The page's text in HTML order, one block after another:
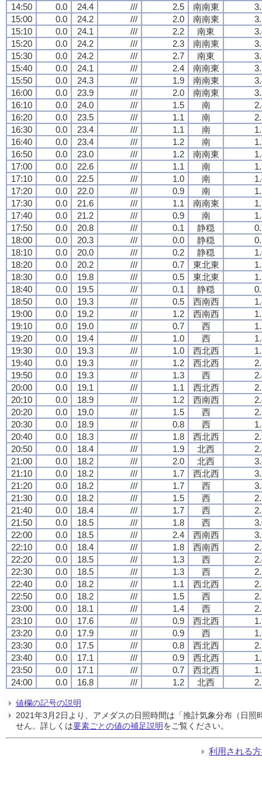
14:50 0.0 24.4 /// 2.5 南南東
15:00
0.0 24.2 /// 2.0 南南東
15:10
0.0 24.1 /// 2.2 南東
15:20
0.0 24.2 /// 2.3 南南東
15:30
0.0 24.2 /// 2.7 南東
15:40
0.0 24.1 /// 2.4 南南東
15:50
0.0 24.3 /// 1.9 南南東
16:00
0.0 23.9 /// 2.0 南南東
16:10
0.0 24.0 /// 1.5 南
16:20
0.0 23.5 /// 1.1 南
16:30
0.0 23.4 /// 1.1 南
16:40
0.0 23.4 /// 1.2 南
16:50
0.0 23.0 /// 1.2 南南東
17:00
0.0 22.6 /// 1.1 南
17:10
0.0 22.5 /// 1.0 南
17:20
0.0 22.0 /// 0.9 南
17:30
0.0 21.6 /// 1.1 南南東
17:40
0.0 21.2 /// 0.9 南
17:50
0.0 20.8 /// 0.1 静穏
18:00
0.0 20.3 /// 0.0 静穏
18:10
0.0 20.0 /// 0.2 静穏
18:20
0.0 20.2 /// 0.7 東北東
18:30
0.0 19.8 /// 0.5 東北東
18:40
0.0 19.5 /// 0.1 静穏
18:50
0.0 19.3 /// 0.5 西南西
19:00
0.0 19.2 /// 1.2 西南西
19:10
0.0 19.0 /// 0.7 西
19:20
0.0 19.4 /// 1.0 西
19:30
0.0 19.3 /// 1.0 西北西
19:40
0.0 19.3 /// 1.2 西北西
19:50
0.0 19.3 /// 1.3 西
20:00
0.0 19.1 /// 1.1 西北西
20:10
0.0 18.9 /// 1.2 西南西
20:20
0.0 19.0 /// 1.5 西
20:30
0.0 18.9 /// 0.8 西
20:40
0.0 18.3 /// 1.8 西北西
20:50
0.0 18.4 /// 1.9 北西
21:00
0.0 18.2 /// 2.0 北西
21:10
0.0 18.2 /// 1.7 西北西
21:20
0.0 18.2 /// 1.7 西
21:30
0.0 18.2 /// 1.5 西
21:40
0.0 18.4 /// 1.7 西
21:50
0.0 18.5 /// 1.8 西
22:00
0.0 18.5 /// 2.4 西南西
22:10
0.0 18.4 /// 1.8 西南西
22:20
0.0 18.5 /// 1.3 西
22:30
0.0 18.5 /// 1.3 西
22:40
0.0 18.2 /// 1.1 西北西
22:50
0.0 18.2 /// 1.5 西
23:00
0.0 18.1 /// 1.4 西
23:10
0.0 17.6 /// 0.9 西北西
23:20
0.0 17.9 /// 0.9 西
23:30
0.0 17.5 /// 0.8 西北西
23:40
0.0 17.1 /// 0.9 西北西
23:50
0.0 17.1 /// 0.7 西北西
24:00
0.0 16.8 /// 1.2 北西
値欄の記号の説明
2021年3月2日より、アメダスの日照時間は「推計気象分布（日
せん。詳しくは要素ごとの値の補足説明をご覧ください。
利用される